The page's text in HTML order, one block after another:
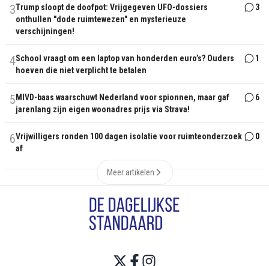
3Trump sloopt de doofpot: Vrijgegeven UFO-dossiers
onthullen "dode ruimtewezen" en mysterieuze
verschijningen!
3
4School vraagt om een laptop van honderden euro’s? Ouders
hoeven die niet verplicht te betalen
1
5 MIVD-baas waarschuwt Nederland voor spionnen, maar gaf
jarenlang zijn eigen woonadres prijs via Strava!
6
6Vrijwilligers ronden 100 dagen isolatie voor ruimteonderzoek
af
0
Meer artikelen